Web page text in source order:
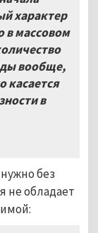
характер
в массовом
вообще,
касается
в
без
не обладает